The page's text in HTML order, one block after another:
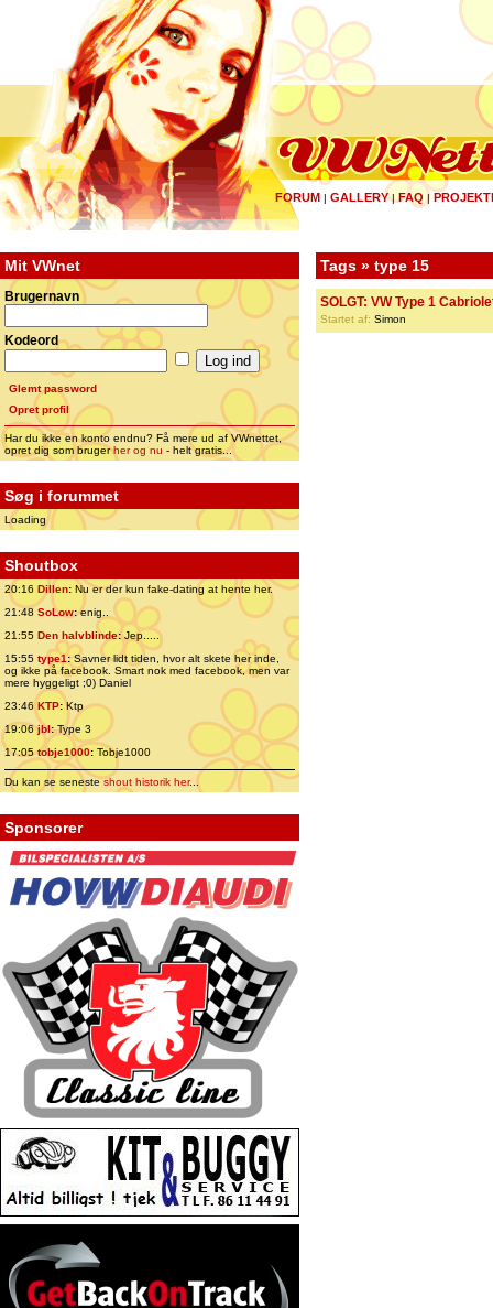
FORUM | GALLERY|FAQ |
Mit VWnet
Brugernavn
Kodeord
Glemt password
Opret profil
Har du ikke en konto endnu? Få mere ud af VWnettet,
opret dig som brugerher og nu - helt gratis...
Søg i forummet
Loading
Shoutbox
20:16 Dillen: Nu er der kun fake-dating at hente her.
21:48 SoLow:enig..
21:55 Den halvblinde:Jep.....
15:55 type1:Savner lidt tiden, hvor alt skete her inde,
og ikke på facebook. Smart nok med facebook, men var
mere hyggeligt ;0) Daniel
23:46 KTP:Ktp
19:06jbl:Type 3
17:05tobje1000: Tobje1000
Du kan se senesteshout historik her...
Sponsorer
Tags » type 15
SOLGT: VW Type 1
Startet af: Simon